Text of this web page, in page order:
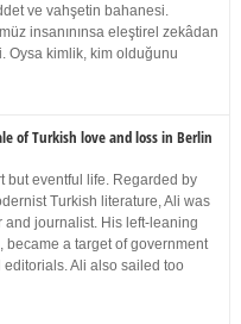
ve vahşetin bahanesi.
insanınınsa eleştirel zekâdan
Oysa kimlik, kim olduğunu
of Turkish love and loss in Berlin
but eventful life. Regarded by
Turkish literature, Ali was
and journalist. His left-leaning
became a target of government
Ali also sailed too